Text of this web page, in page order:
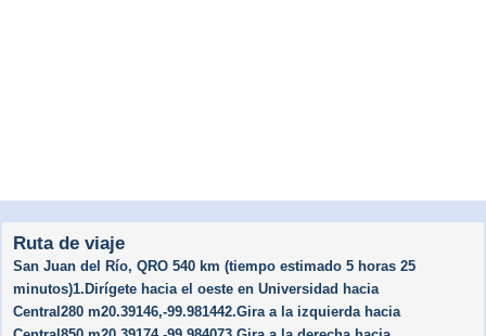
Ruta de viaje
San Juan del Río, QRO 540 km (tiempo estimado 5 horas 25
minutos)1.Dirígete hacia el oeste en Universidad hacia
Central280 m20.39146,-99.981442.Gira a la izquierda hacia